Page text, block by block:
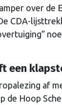
over de
CDA-
een
af
de Hoop